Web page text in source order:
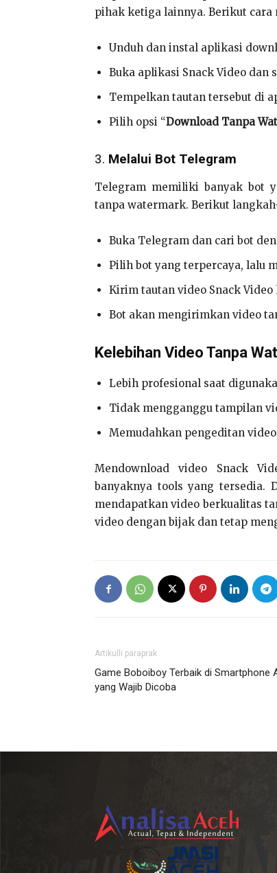
pihak ketiga lainnya. Berikut cara
Unduh dan instal aplikasi
Buka aplikasi Snack Video dan
Tempelkan tautan tersebut di
Pilih opsi “Download Tanpa
3. Melalui Bot Telegram
Telegram memiliki banyak bot
tanpa watermark. Berikut
Buka Telegram dan cari bot
Pilih bot yang terpercaya, lalu
Kirim tautan video Snack Video
Bot akan mengirimkan video
Kelebihan Video Tanpa
Lebih profesional saat
Tidak mengganggu tampilan
Memudahkan pengeditan
Mendownload video Snack
banyaknya tools yang tersedia.
mendapatkan video berkualitas
video dengan bijak dan tetap
Artikulli paraprak
Game Boboiboy Terbaik di Smartphone
yang Wajib Dicoba